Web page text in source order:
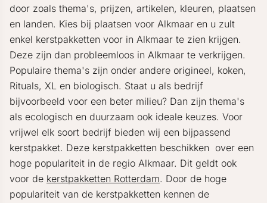
door zoals thema's, prijzen, artikelen, kleuren, plaatsen
en landen. Kies bij plaatsen voor Alkmaar en u zult
enkel kerstpakketten voor in Alkmaar te zien krijgen.
Deze zijn dan probleemloos in Alkmaar te verkrijgen.
Populaire thema's zijn onder andere origineel, koken,
Rituals, XL en biologisch. Staat u als bedrijf
bijvoorbeeld voor een beter milieu? Dan zijn thema's
als ecologisch en duurzaam ook ideale keuzes. Voor
vrijwel elk soort bedrijf bieden wij een bijpassend
kerstpakket. Deze kerstpakketten beschikken over een
hoge populariteit in de regio Alkmaar. Dit geldt ook
voor de kerstpakketten Rotterdam. Door de hoge
populariteit van de kerstpakketten kennen de